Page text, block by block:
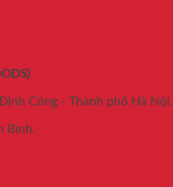
Công - Thành phố Hà Nội.
Bình.